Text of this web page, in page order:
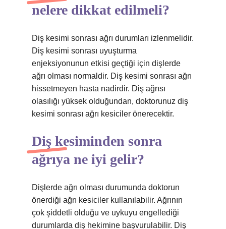
nelere dikkat edilmeli?
Diş kesimi sonrası ağrı durumları izlenmelidir.
Diş kesimi sonrası uyuşturma
enjeksiyonunun etkisi geçtiği için dişlerde
ağrı olması normaldir. Diş kesimi sonrası ağrı
hissetmeyen hasta nadirdir. Diş ağrısı
olasılığı yüksek olduğundan, doktorunuz diş
kesimi sonrası ağrı kesiciler önerecektir.
Diş kesiminden sonra
ağrıya ne iyi gelir?
Dişlerde ağrı olması durumunda doktorun
önerdiği ağrı kesiciler kullanılabilir. Ağrının
çok şiddetli olduğu ve uykuyu engellediği
durumlarda diş hekimine başvurulabilir. Diş